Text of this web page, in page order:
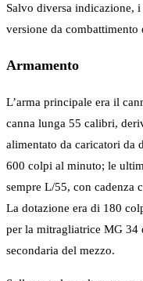
Salvo diversa indicazione,
versione da combattimento
Armamento
L’arma principale era il
canna lunga 55 calibri,
alimentato da caricatori da
600 colpi al minuto; le
sempre L/55, con cadenza
La dotazione era di 180
per la mitragliatrice MG 34
secondaria del mezzo.